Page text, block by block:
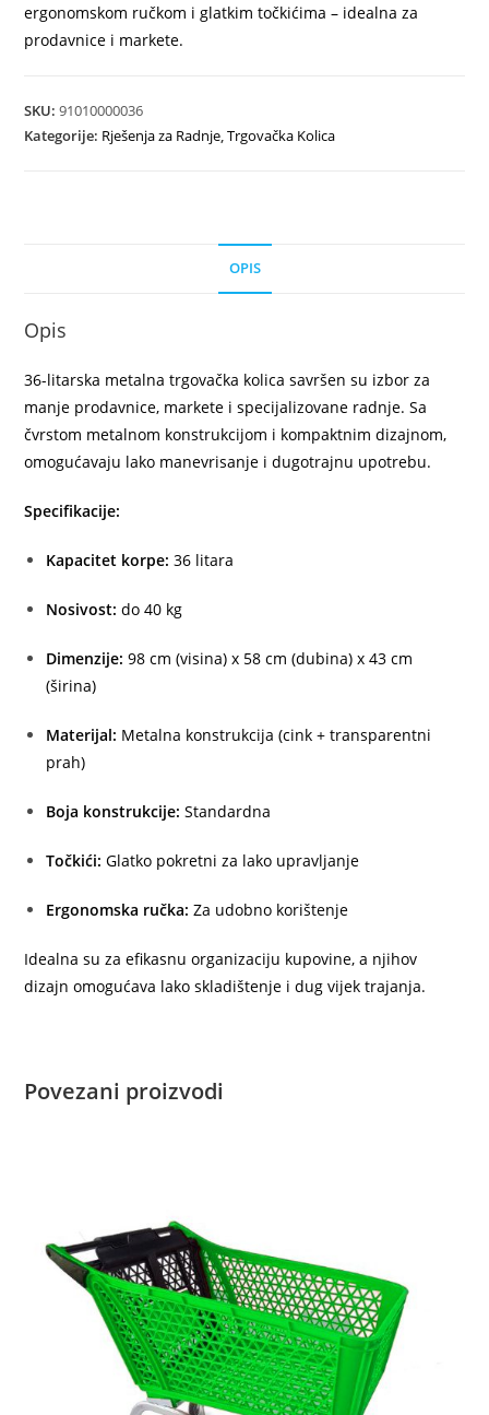
ergonomskom ručkom i glatkim točkićima – idealna za
prodavnice i markete.
SKU:91010000036
Kategorije: Rješenja za Radnje,Trgovačka Kolica
OPIS
Opis
36-litarska metalna trgovačka kolica savršen su izbor za
manje prodavnice, markete i specijalizovane radnje. Sa
čvrstom metalnom konstrukcijom i kompaktnim dizajnom,
omogućavaju lako manevrisanje i dugotrajnu upotrebu.
Specifikacije:
Kapacitet korpe: 36 litara
Nosivost: do 40 kg
Dimenzije: 98 cm (visina) x 58 cm (dubina) x 43 cm
(širina)
Materijal: Metalna konstrukcija (cink + transparentni
prah)
Boja konstrukcije: Standardna
Točkići: Glatko pokretni za lako upravljanje
Ergonomska ručka: Za udobno korištenje
Idealna su za efikasnu organizaciju kupovine, a njihov
dizajn omogućava lako skladištenje i dug vijek trajanja.
Povezani proizvodi